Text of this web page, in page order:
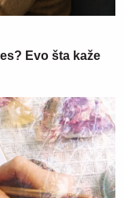
Evo šta kaže